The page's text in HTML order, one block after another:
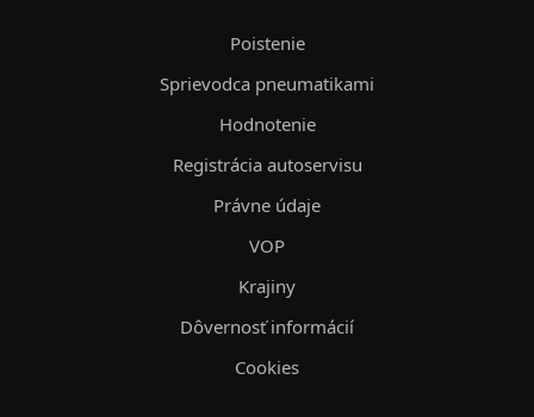
Poistenie
Sprievodca pneumatikami
Hodnotenie
Registrácia autoservisu
Právne údaje
VOP
Krajiny
Dôvernosť informácií
Cookies